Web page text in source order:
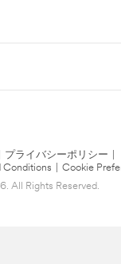
プライバシーポリシー
Conditions
Cookie
All Rights Reserved.